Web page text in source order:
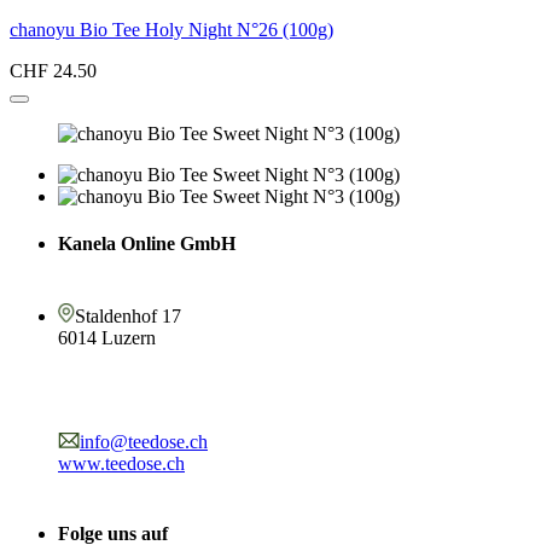
chanoyu Bio Tee Holy Night N°26 (100g)
CHF 24.50
Kanela Online GmbH
Staldenhof 17
6014 Luzern
info@teedose.ch
www.teedose.ch
Folge uns auf